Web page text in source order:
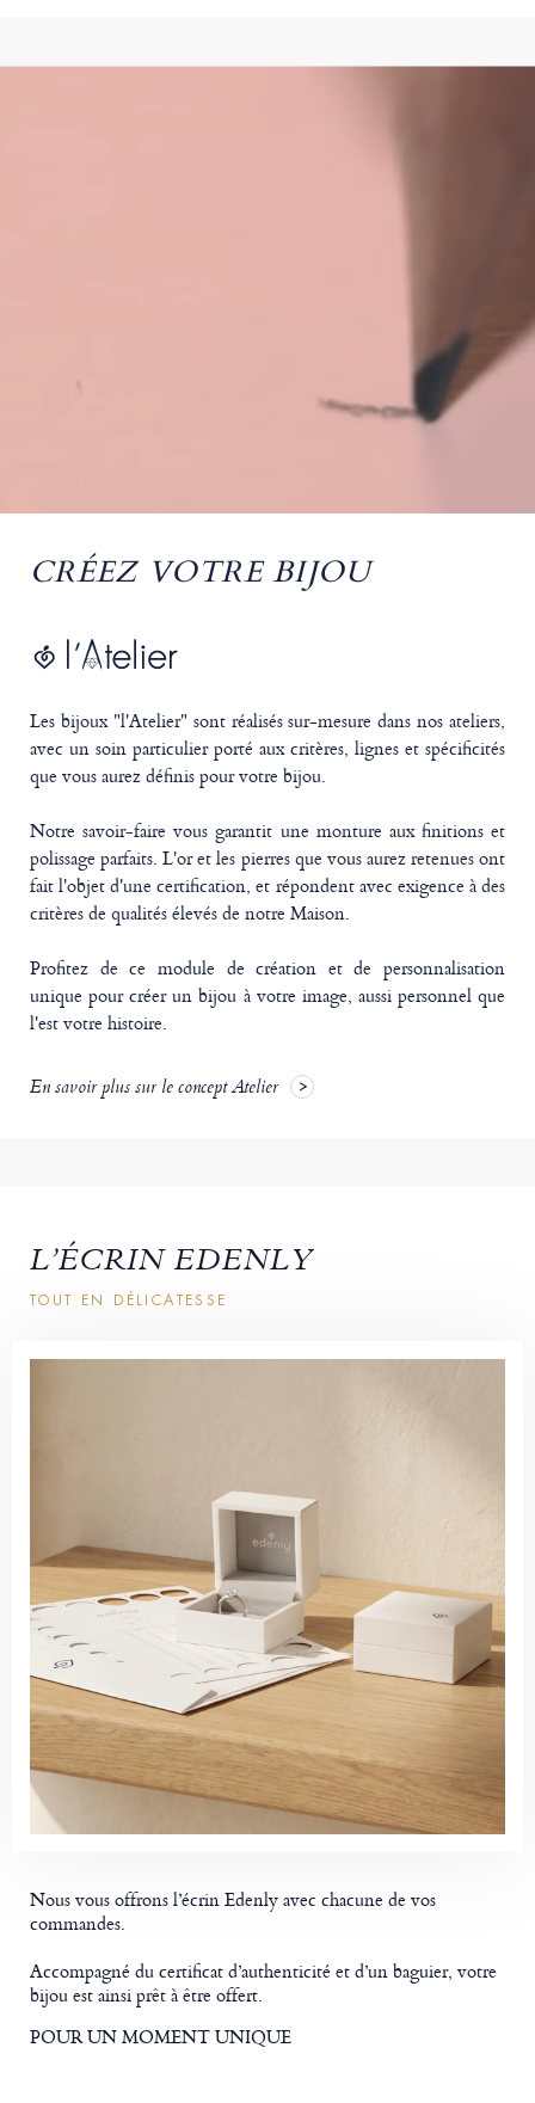
CRÉEZ VOTRE BIJOU
Les bijoux "l'Atelier" sont réalisés sur-mesure dans nos ateliers,
avec un soin particulier porté aux critères, lignes et spécificités
que vous aurez définis pour votre bijou.
Notre savoir-faire vous garantit une monture aux finitions et
polissage parfaits. L'or et les pierres que vous aurez retenues ont
fait l'objet d'une certification, et répondent avec exigence à des
critères de qualités élevés de notre Maison.
Profitez de ce module de création et de personnalisation
unique pour créer un bijou à votre image, aussi personnel que
l'est votre histoire.
En savoir plus sur le concept Atelier
L’ÉCRIN EDENLY
TOUT EN DÉLICATESSE
Nous vous offrons l’écrin Edenly avec chacune de vos
commandes.
Accompagné du certificat d’authenticité et d’un baguier, votre
bijou est ainsi prêt à être offert.
POUR UN MOMENT UNIQUE